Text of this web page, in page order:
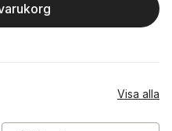
Visa alla